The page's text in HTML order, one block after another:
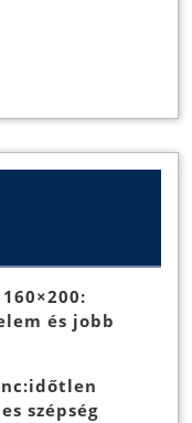
és jobb
szépség